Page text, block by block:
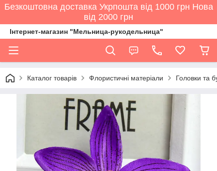
Безкоштовна доставка Укрпошта від 1000 грн Нова
від 2000 грн
Інтернет-магазин "Мельница-рукодельница"
Каталог товарів Флористичні матеріали Головки та